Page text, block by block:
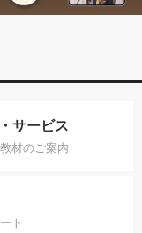
サービス
材のご案内
ト